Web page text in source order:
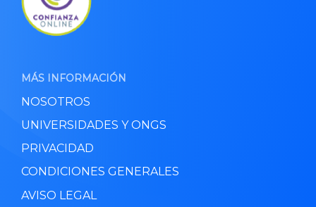
MÁS INFORMACIÓN
NOSOTROS
UNIVERSIDADES Y ONGS
PRIVACIDAD
CONDICIONES GENERALES
AVISO LEGAL